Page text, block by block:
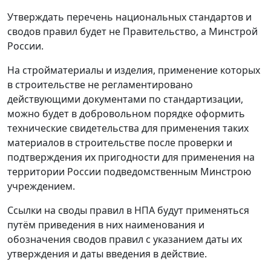
Утверждать перечень национальных стандартов и
сводов правил будет не Правительство, а Минстрой
России.
На стройматериалы и изделия, применение которых
в строительстве не регламентировано
действующими документами по стандартизации,
можно будет в добровольном порядке оформить
технические свидетельства для применения таких
материалов в строительстве после проверки и
подтверждения их пригодности для применения на
территории России подведомственным Минстрою
учреждением.
Ссылки на своды правил в НПА будут применяться
путём приведения в них наименования и
обозначения сводов правил с указанием даты их
утверждения и даты введения в действие.